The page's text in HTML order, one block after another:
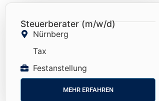
Steuerberater (m/w/d)
Nürnberg
Tax
Festanstellung
MEHR ERFAHREN